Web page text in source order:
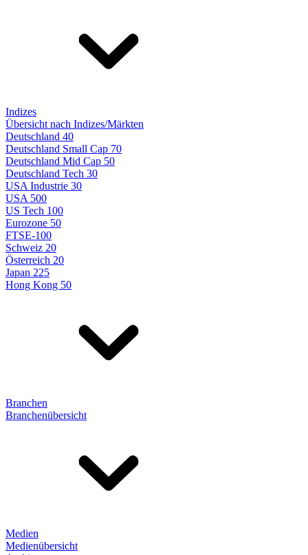
Indizes
Übersicht nach Indizes/Märkten
Deutschland 40
Deutschland Small Cap 70
Deutschland Mid Cap 50
Deutschland Tech 30
USA Industrie 30
USA 500
US Tech 100
Eurozone 50
FTSE-100
Schweiz 20
Österreich 20
Japan 225
Hong Kong 50
Branchen
Branchenübersicht
Medien
Medienübersicht